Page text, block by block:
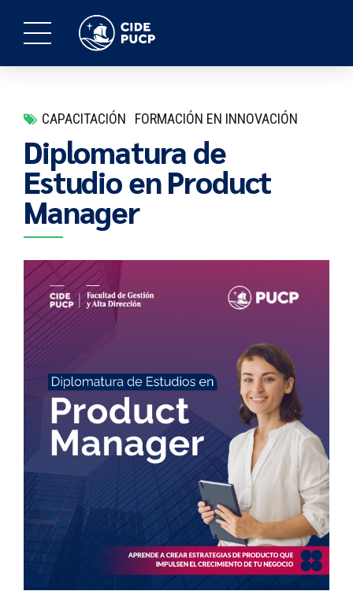
CAPACITACIÓN FORMACIÓN EN INNOVACIÓN
Diplomatura de
Estudio en Product
Manager